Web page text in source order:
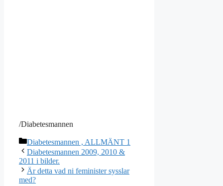
/Diabetesmannen
Kategorier
Diabetesmannen , ALLMÄNT 1
Diabetesmannen 2009, 2010 &
2011 i bilder.
Är detta vad ni feminister sysslar
med?